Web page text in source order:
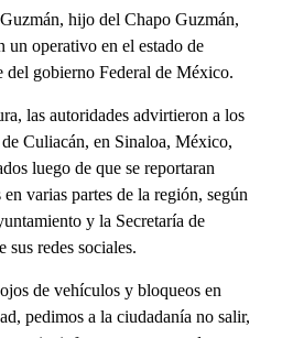
hijo del Chapo Guzmán,
un operativo en el estado de
del gobierno Federal de México.
las autoridades advirtieron a los
Culiacán, en Sinaloa, México,
luego de que se reportaran
varias partes de la región, según
y la Secretaría de
sus redes sociales.
de vehículos y bloqueos en
pedimos a la ciudadanía no salir,